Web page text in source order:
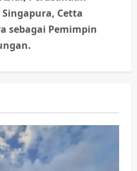
Cetta
sebagai Pemimpin